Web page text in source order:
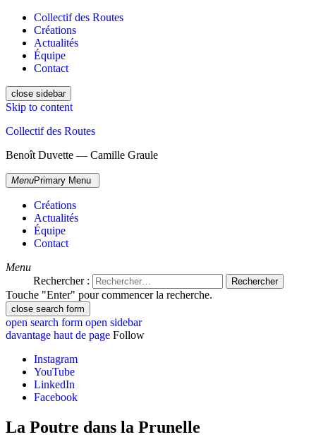
Collectif des Routes
Créations
Actualités
Équipe
Contact
close sidebar
Skip to content
Collectif des Routes
Benoît Duvette — Camille Graule
MenuPrimary Menu
Créations
Actualités
Équipe
Contact
Menu
Rechercher :
Touche "Enter" pour commencer la recherche.
close search form
open search form open sidebar
davantage haut de page Follow
Instagram
YouTube
LinkedIn
Facebook
La Poutre dans la Prunelle